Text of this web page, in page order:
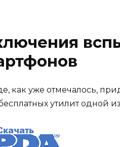
как уже отмечалось,
утилит одной